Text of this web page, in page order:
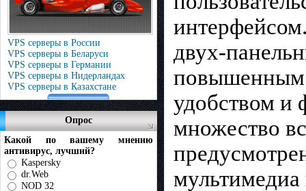
VPS серверы в России
VPS серверы в Беларуси
VPS серверы в Германии
VPS серверы в Нидерландах
VPS серверы в Казахстане
Опрос
Какой по вашему мнению
антивирус, лучший?
Kaspersky
dr.Web
NOD 32
двух-
повышенным
удобством и
множество